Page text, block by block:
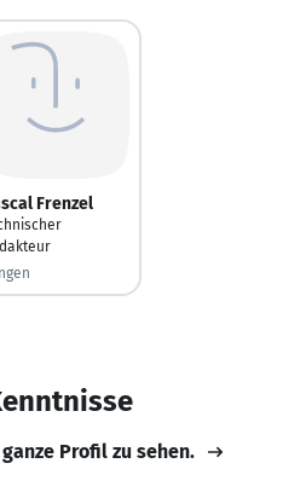
Frenzel
Profil zu sehen.